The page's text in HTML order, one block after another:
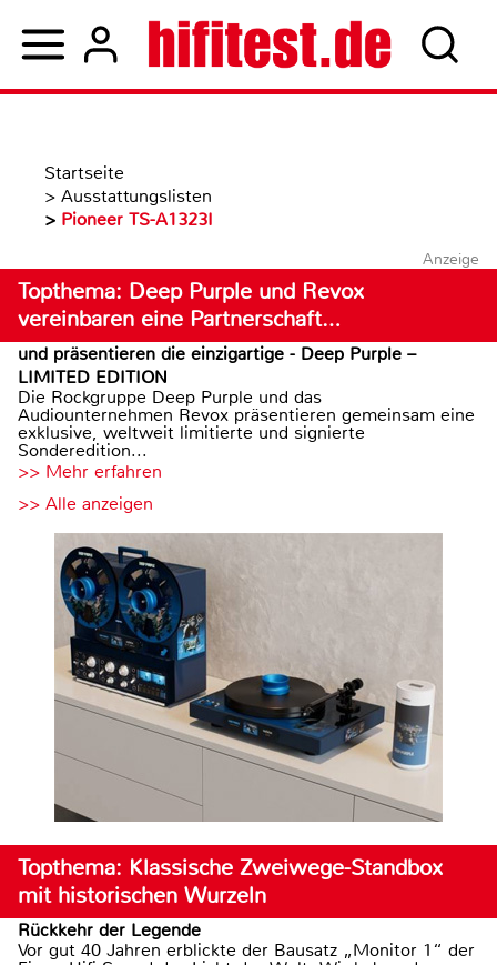
Startseite
> Ausstattungslisten
> Pioneer TS-A1323I
Anzeige
Topthema: Deep Purple und Revox
vereinbaren eine Partnerschaft…
und präsentieren die einzigartige - Deep Purple –
LIMITED EDITION
Die Rockgruppe Deep Purple und das
Audiounternehmen Revox präsentieren gemeinsam eine
exklusive, weltweit limitierte und signierte
Sonderedition...
>> Mehr erfahren
>> Alle anzeigen
Topthema: Klassische Zweiwege-Standbox
mit historischen Wurzeln
Rückkehr der Legende
Vor gut 40 Jahren erblickte der Bausatz „Monitor 1“ der